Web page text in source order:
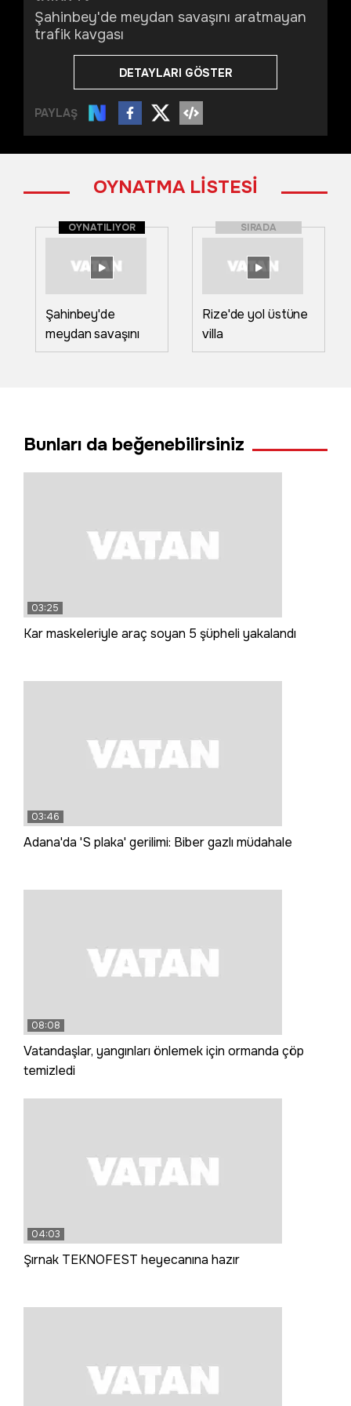
Şahinbey'de meydan savaşını aratmayan
trafik kavgası
DETAYLARI GÖSTER
PAYLAŞ
OYNATMA LİSTESİ
OYNATILIYOR
Şahinbey'de
meydan savaşını
aratmayan trafik
SIRADA
Rize'de yol üstüne
villa
Bunları da beğenebilirsiniz
03:25
Kar maskeleriyle araç soyan 5 şüpheli yakalandı
03:46
Adana'da 'S plaka' gerilimi: Biber gazlı müdahale
08:08
Vatandaşlar, yangınları önlemek için ormanda çöp
temizledi
04:03
Şırnak TEKNOFEST heyecanına hazır